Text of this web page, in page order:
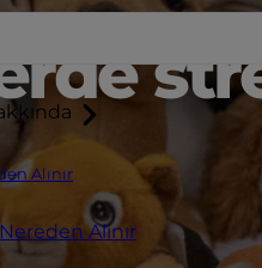
Alınır
Nereden Alınır